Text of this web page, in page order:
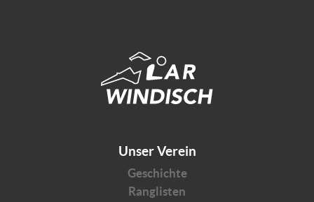
Unser Verein
Geschichte
Ranglisten